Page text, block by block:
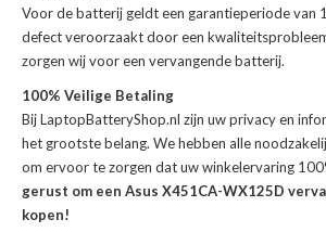
Voor debatterij geldt een garantieperiode van
defect veroorzaakt door een
zorgen wij voor een vervangende batterij.
100% Veilige Betaling
Bij LaptopBatteryShop.nl zijn uw privacy en
het grootste belang. We hebben alle
om ervoor te zorgen dat uw winkelervaring
gerust om een Asus X451CA-WX125D
kopen!